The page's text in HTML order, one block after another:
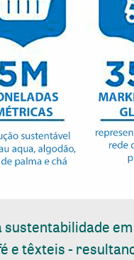
em
e têxteis -